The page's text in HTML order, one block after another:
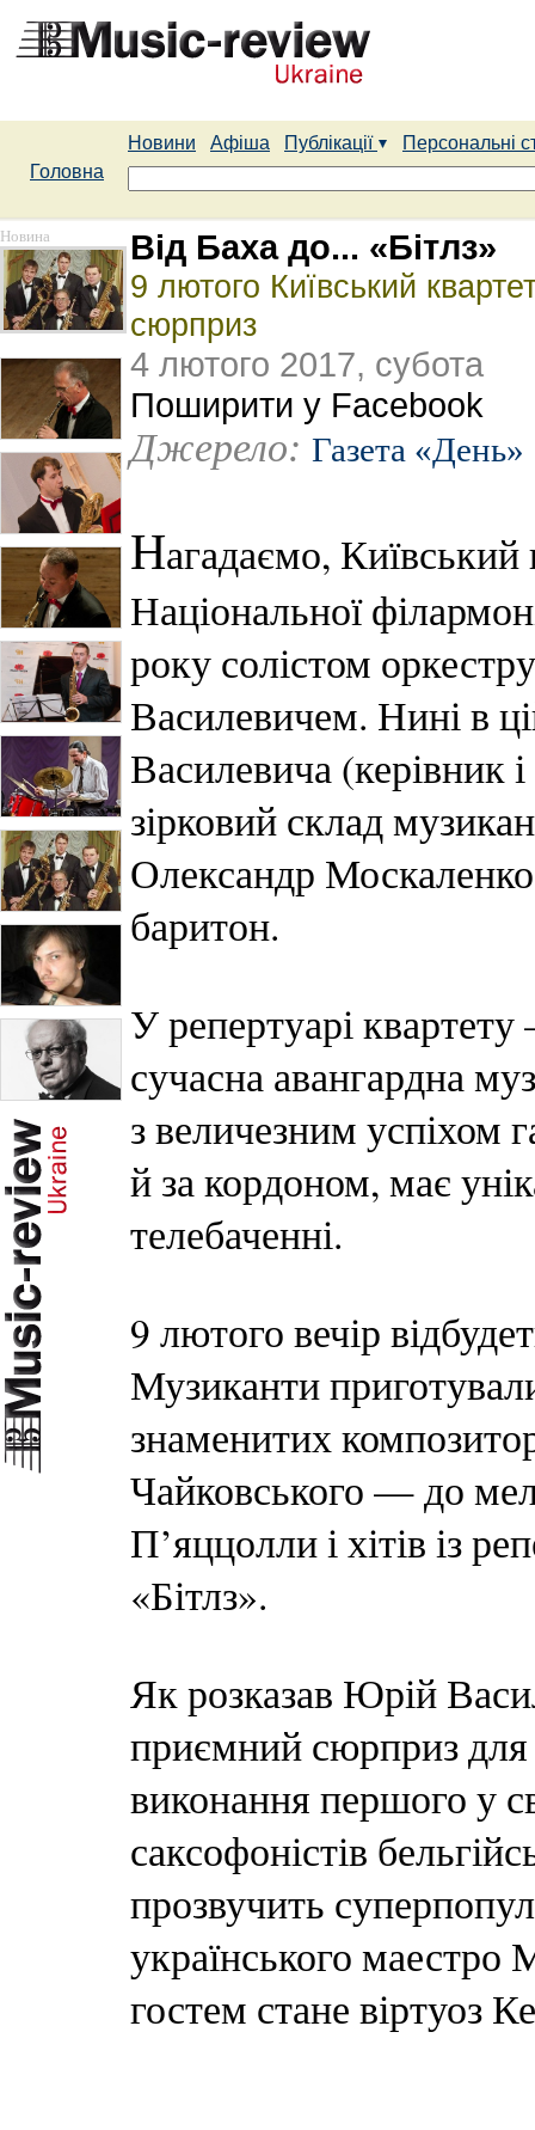
Новини Афіша Публікації
Персональні
Головна
Новина Від Баха до... «Бітлз»
9 лютого Київський
сюрприз
4 лютого 2017, субота
Поширити у Facebook
Джерело: Газета «День»
Нагадаємо, Київський
Національної
року солістом
Василевичем. Нині в
Василевича (керівник
зірковий склад
Олександр
баритон.
У репертуарі
сучасна авангардна
з величезним успіхом
й за кордоном, має
телебаченні.
9 лютого вечір
Музиканти
знаменитих
Чайковського — до
П’яццолли і хітів із
«Бітлз».
Як розказав Юрій
приємний сюрприз
виконання першого у
саксофоністів
прозвучить
українського маестро
гостем стане віртуоз